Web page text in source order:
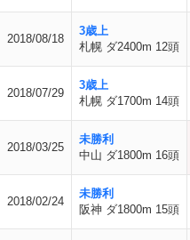
2018/08/18
3歳上
札幌 ダ2400m 12頭
2018/07/29
3歳上
札幌 ダ1700m 14頭
2018/03/25
未勝利
中山 ダ1800m 16頭
2018/02/24
未勝利
阪神 ダ1800m 15頭